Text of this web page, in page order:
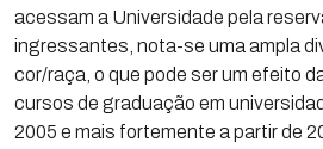
acessam a Universidade pela
ingressantes, nota-se uma ampla
cor/raça, o que pode ser um efeito
cursos de graduação em
2005 e mais fortemente a partir de